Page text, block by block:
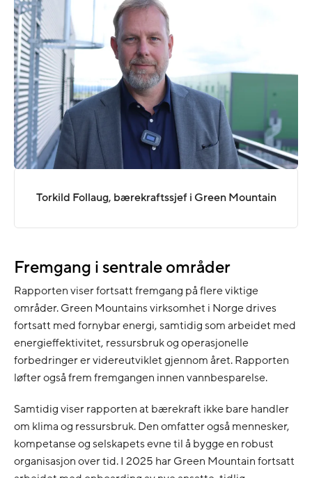
Torkild Follaug, bærekraftssjef i Green Mountain
Fremgang i sentrale områder
Rapporten viser fortsatt fremgang på flere viktige
områder. Green Mountains virksomhet i Norge drives
fortsatt med fornybar energi, samtidig som arbeidet med
energieffektivitet, ressursbruk og operasjonelle
forbedringer er videreutviklet gjennom året. Rapporten
løfter også frem fremgangen innen vannbesparelse.
Samtidig viser rapporten at bærekraft ikke bare handler
om klima og ressursbruk. Den omfatter også mennesker,
kompetanse og selskapets evne til å bygge en robust
organisasjon over tid. I 2025 har Green Mountain fortsatt